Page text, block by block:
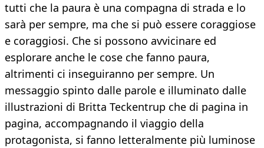
tutti che la paura è una compagna di strada e lo
sarà per sempre, ma che si può essere coraggiose
e coraggiosi. Che si possono avvicinare ed
esplorare anche le cose che fanno paura,
altrimenti ci inseguiranno per sempre. Un
messaggio spinto dalle parole e illuminato dalle
illustrazioni di Britta Teckentrup che di pagina in
pagina, accompagnando il viaggio della
protagonista, si fanno letteralmente più luminose